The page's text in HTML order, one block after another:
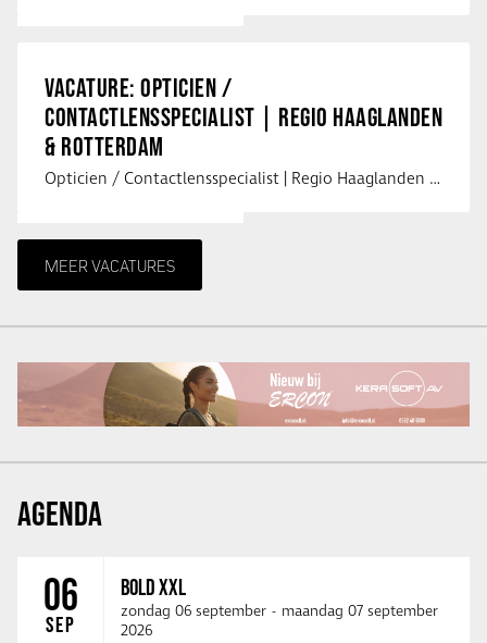
VACATURE: OPTICIEN /
CONTACTLENSSPECIALIST | REGIO HAAGLANDEN
& ROTTERDAM
Opticien / Contactlensspecialist | Regio Haaglanden & Rotterdam Saludos uit …
MEER VACATURES
AGENDA
06
SEP
BOLD XXL
zondag 06 september - maandag 07 september
2026